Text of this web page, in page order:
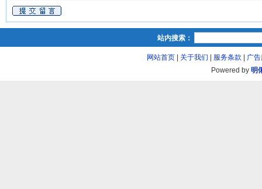
站内搜索：
网站首页| 关于我们 服务条款
广
Powered by 明